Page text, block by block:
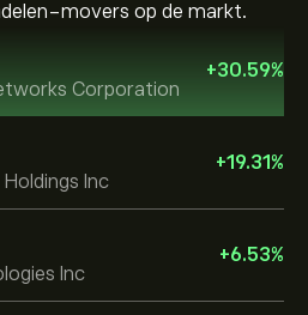
movers op de markt.
Corporation
+30.59%
Inc
+19.31%
Inc
+6.53%